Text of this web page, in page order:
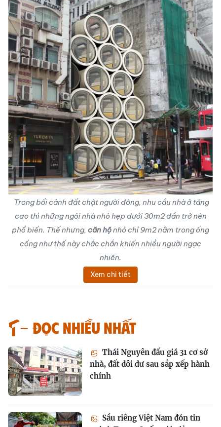
Trong bối cảnh đất chật người đông, nhu cầu nhà ở tăng
cao thì những ngôi nhà nhỏ hẹp dưới 30m2 dần trở nên
phổ biến. Thế nhưng, căn hộnhỏ chỉ 9m2 nằm trong ống
cống như thế này chắc chắn khiến nhiều người ngạc
nhiên.
Xem chi tiết
Đọc nhiều nhất
Thái Nguyên đấu giá 31 cơ sở
nhà, đất dôi dư sau sắp xếp hành
chính
Sầu riêng Việt Nam đón tin